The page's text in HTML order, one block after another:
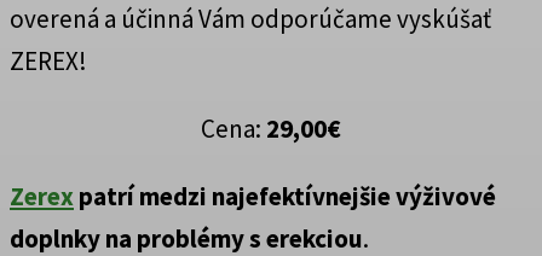
overená a účinná Vám odporúčame vyskúšať
ZEREX!
Cena: 29,00€
Zerexpatrí medzi najefektívnejšie výživové
doplnky na problémy s erekciou.